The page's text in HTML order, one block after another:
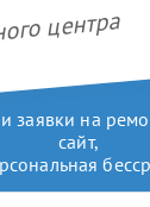
центра
на
сайт,